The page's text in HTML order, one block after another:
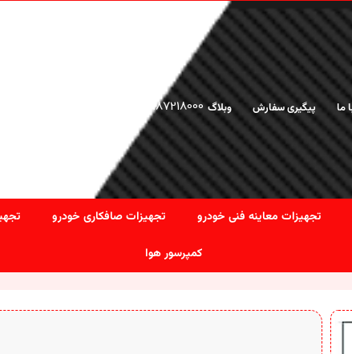
ما پیگیری سفارش وبلاگ 02187218000
تجهیزات معاینه فنی خودرو تجهیزات صافکاری خودرو
کمپرسور هوا